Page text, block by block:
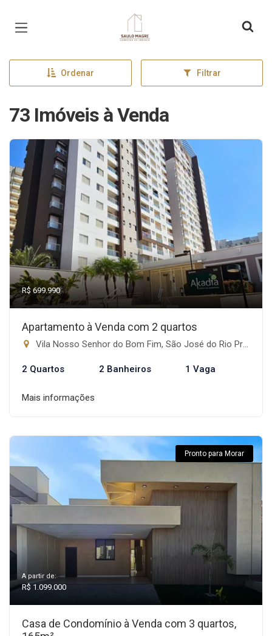
Página inicial
Ordenar Filtrar
73 Imóveis à Venda
R$ 699.990
Apartamento à Venda com 2 quartos
Vila Nosso Senhor do Bom Fim, São José do Rio Preto-SP
2 Quartos 2 Banheiros 1 Vaga
Mais informações
Pronto para Morar
A partir de:
R$ 1.099.000
Casa de Condomínio à Venda com 3 quartos,